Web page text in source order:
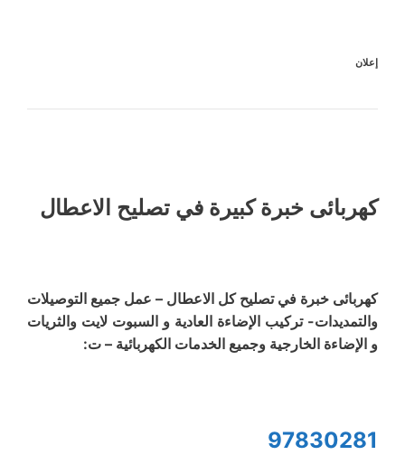
إعلان
كهربائى خبرة كبيرة في تصليح الاعطال
كهربائى خبرة في تصليح كل الاعطال – عمل جميع التوصيلات
والتمديدات- تركيب الإضاءة العادية و السبوت لايت والثريات
و الإضاءة الخارجية وجميع الخدمات الكهربائية – ت:
97830281